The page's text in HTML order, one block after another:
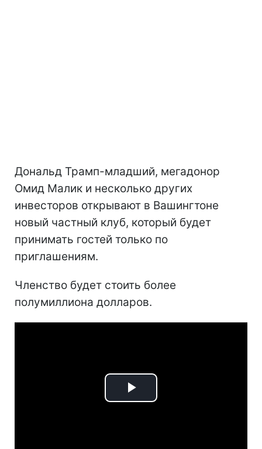
Дональд Трамп-младший, мегадонор
Омид Малик и несколько других
инвесторов открывают в Вашингтоне
новый частный клуб, который будет
принимать гостей только по
приглашениям.
Членство будет стоить более
полумиллиона долларов.
Play